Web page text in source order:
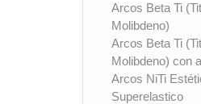
Arcos Beta Ti
Molibdeno)
Arcos Beta Ti
Molibdeno) con
Arcos NiTi
Superelastico